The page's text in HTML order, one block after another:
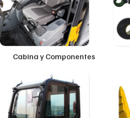
Cabina y Componentes